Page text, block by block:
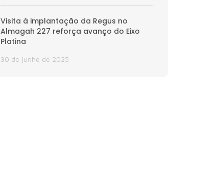
Visita à implantação da Regus no
Almagah 227 reforça avanço do Eixo
Platina
30 de junho de 2025